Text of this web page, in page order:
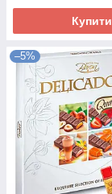
Купити
–5%